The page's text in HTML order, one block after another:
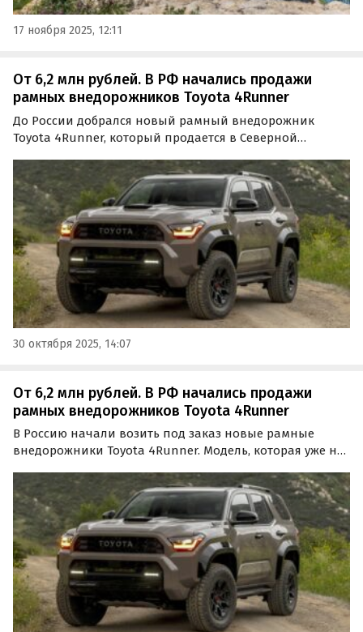
17 ноября 2025, 12:11
От 6,2 млн рублей. В РФ начались продажи
рамных внедорожников Toyota 4Runner
До России добрался новый рамный внедорожник
Toyota 4Runner, который продается в Северной
самых долговечных автомобилей мира.
30 октября 2025, 14:07
От 6,2 млн рублей. В РФ начались продажи
рамных внедорожников Toyota 4Runner
В Россию начали возить под заказ новые рамные
внедорожники Toyota 4Runner. Модель, которая уже не
долговечных в Северной Америке, доступна на всех
крупных классифайдах, а цены на одном из них
стартуют от…